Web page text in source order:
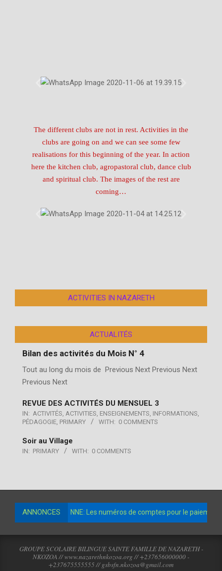
The different clubs are not in rest. Activities in the
clubs are going on and we can see some few
realisations for this beginning of the year. In action
here the kitchen club, agropastoral club, dance club
and spiritual club. The images of the rest are
coming…
ACTIVITIES IN NAZARETH
le club agropastoral
club menuiserie
AS des parents
ACTUALITÉS
Bilan des activités du Mois N° 4
Tout au long du mois de Previous Next Previous Next
Previous Next
REVUE DES ACTIVITÉS DU MENSUEL 3
IN: ACTIVITÉS ACTIVITIES ENSEIGNEMENTS INFORMATIONS
PÉDAGOGIE PRIMARY WITH: 0 COMMENTS
Soir au Village
IN: PRIMARY WITH: 0 COMMENTS
ANNONCES NNE: Les numéros de comptes pour le paiement
GROUPE SCOLAIRE BILINGUE SAINTE FAMILLE DE NAZARETH -
NKOZOA // www.nazarethnkozoa.org // +237656000000 -
+237675555555 // gsbsfn.nkozoa@gmail.com